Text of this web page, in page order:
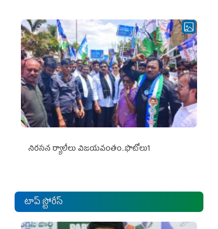
నిర‌స‌న ర్యాలీలు విజ‌య‌వంతం..ఫొటోలు1
టాప్ స్టోరీస్